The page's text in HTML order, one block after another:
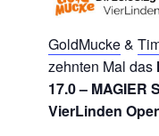
GoldMucke&
zehnten Mal das
17.0– MAGIER
VierLinden